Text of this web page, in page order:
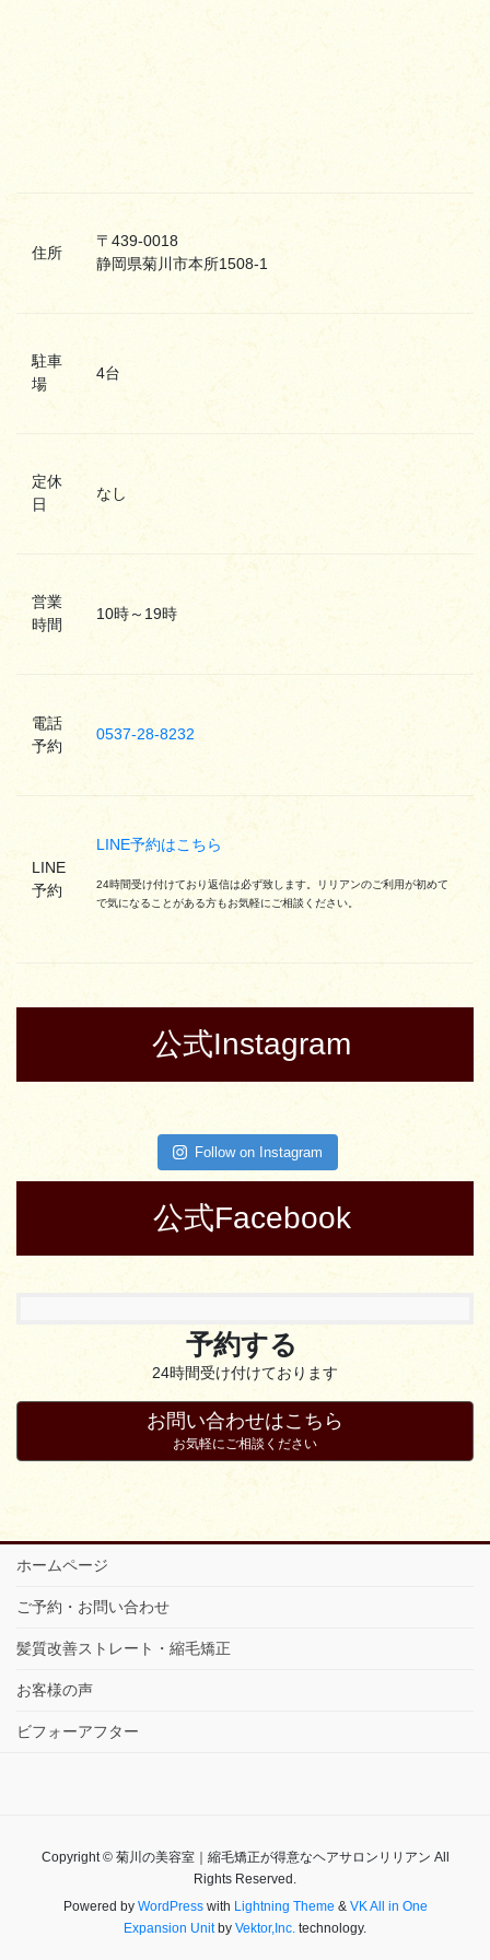
住所
〒439-0018
静岡県菊川市本所1508-1
駐車
場
4台
定休
日
なし
営業
時間
10時～19時
電話
予約
0537-28-8232
LINE
予約
LINE予約はこちら
24時間受け付けており返信は必ず致します。リリアンのご利用が初めて
で気になることがある方もお気軽にご相談ください。
公式Instagram
Follow on Instagram
公式Facebook
予約する
24時間受け付けております
お問い合わせはこちら
お気軽にご相談ください
ホームページ
ご予約・お問い合わせ
髪質改善ストレート・縮毛矯正
お客様の声
ビフォーアフター
Copyright © 菊川の美容室｜縮毛矯正が得意なヘアサロンリリアン All
Rights Reserved.
Powered by WordPresswith Lightning Theme & VK All in One
Expansion Unitby Vektor,Inc. technology.